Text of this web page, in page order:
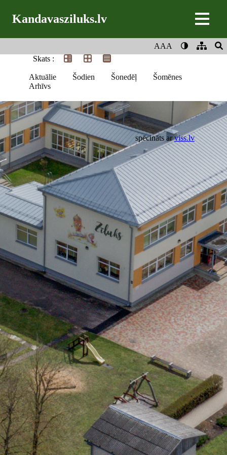
Kandavasziluks.lv
AAA
Skats :
Aktuālie Šodien Šonedēļ
Šomēnes
Arhīvs
spēcināts arviss.lv